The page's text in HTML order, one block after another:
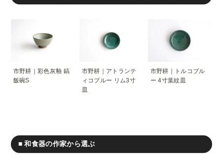
市野耕｜彩色灰釉 鎬
飯碗S
市野耕｜アトランテ
ィコブルー リム3寸
皿
市野耕｜トルコブル
ー 4寸葉紋皿
■ 和食器の作家から選ぶ